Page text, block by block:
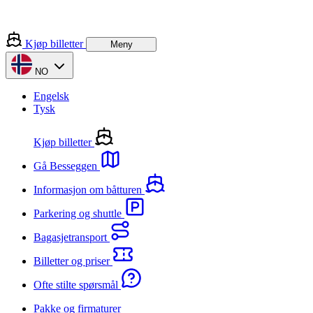
Kjøp billetter Meny
NO
Engelsk
Tysk
Kjøp billetter
Gå Besseggen
Informasjon om båtturen
Parkering og shuttle
Bagasjetransport
Billetter og priser
Ofte stilte spørsmål
Pakke og firmaturer